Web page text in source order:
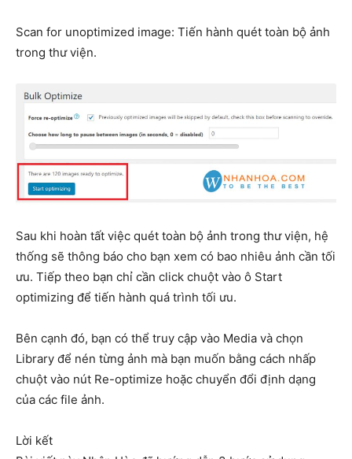
Scan for unoptimized image: Tiến hành quét toàn bộ ảnh
trong thư viện.
Sau khi hoàn tất việc quét toàn bộ ảnh trong thư viện, hệ
thống sẽ thông báo cho bạn xem có bao nhiêu ảnh cần tối
ưu. Tiếp theo bạn chỉ cần click chuột vào ô Start
optimizing để tiến hành quá trình tối ưu.
Bên cạnh đó, bạn có thể truy cập vào Media và chọn
Library để nén từng ảnh mà bạn muốn bằng cách nhấp
chuột vào nút Re-optimize hoặc chuyển đổi định dạng
của các file ảnh.
Lời kết